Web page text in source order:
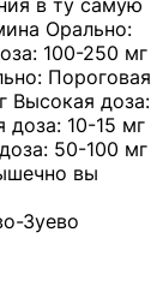
в ту самую
Орально:
100-250 мг
Пороговая
Высокая доза:
10-15 мг
50-100 мг
вы
Зуево